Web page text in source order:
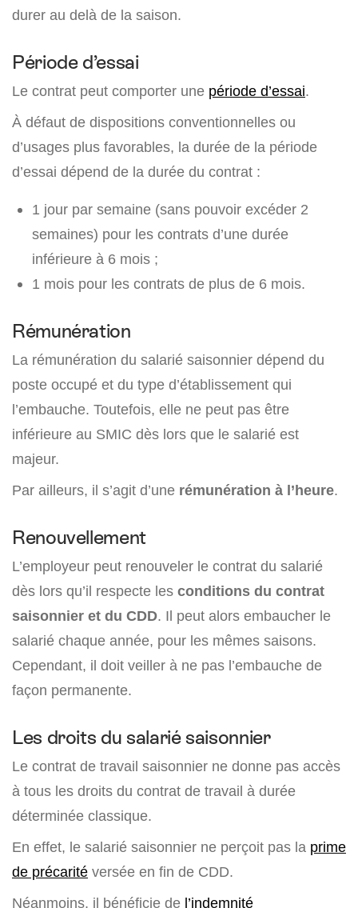
durer au delà de la saison.
Période d’essai
Le contrat peut comporter une période d’essai.
À défaut de dispositions conventionnelles ou
d’usages plus favorables, la durée de la période
d’essai dépend de la durée du contrat :
1 jour par semaine (sans pouvoir excéder 2
semaines) pour les contrats d’une durée
inférieure à 6 mois ;
1 mois pour les contrats de plus de 6 mois.
Rémunération
La rémunération du salarié saisonnier dépend du
poste occupé et du type d’établissement qui
l’embauche. Toutefois, elle ne peut pas être
inférieure au SMIC dès lors que le salarié est
majeur.
Par ailleurs, il s’agit d’une rémunération à l’heure.
Renouvellement
L’employeur peut renouveler le contrat du salarié
dès lors qu’il respecte les conditions du contrat
saisonnier et du CDD. Il peut alors embaucher le
salarié chaque année, pour les mêmes saisons.
Cependant, il doit veiller à ne pas l’embauche de
façon permanente.
Les droits du salarié saisonnier
Le contrat de travail saisonnier ne donne pas accès
à tous les droits du contrat de travail à durée
déterminée classique.
En effet, le salarié saisonnier ne perçoit pas la prime
de précarité versée en fin de CDD.
Néanmoins, il bénéficie de l’indemnité